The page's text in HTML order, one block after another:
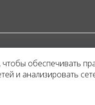
Представленная на
и не является
обеспечивать
и анализировать